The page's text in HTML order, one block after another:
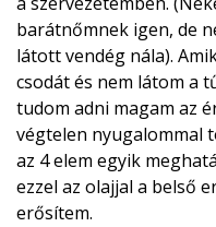
barátnőmnek igen, de
látott vendég nála).
csodát és nem látom a
tudom adni magam az
végtelen nyugalommal
az 4 elem egyik
ezzel az olajjal a belső
erősítem.